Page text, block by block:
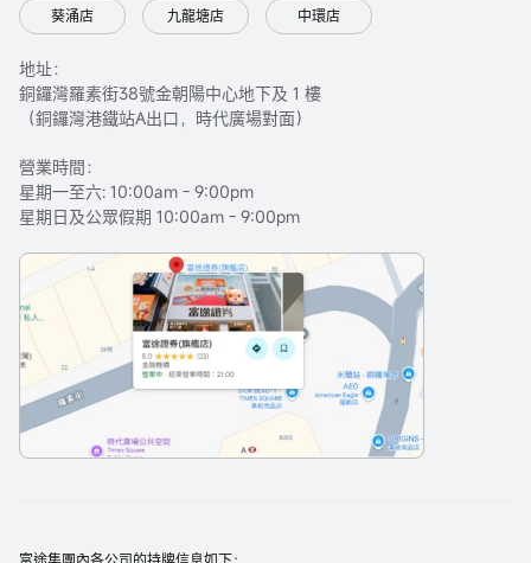
葵涌店 九龍塘店 中環店
地址：
銅鑼灣羅素街38號金朝陽中心地下及 1 樓
（銅鑼灣港鐵站A出口，時代廣場對面）
營業時間：
星期一至六: 10:00am - 9:00pm
星期日及公眾假期 10:00am - 9:00pm